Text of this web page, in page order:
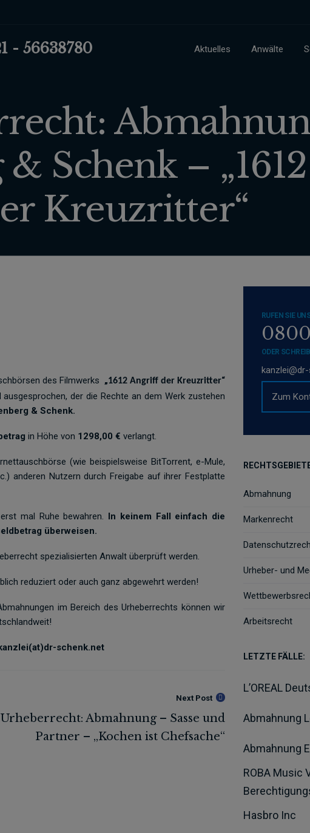
- 56638780 Aktuelles Anwälte
Schenk –
Kreuzritter“
des Filmwerks „1612 Angriff der Kreuzritter“
ausgesprochen, der die Rechte an dem Werk zustehen
& Schenk.
in Höhe von 1298,00 € verlangt.
(wie beispielsweise BitTorrent, e-Mule,
anderen Nutzern durch Freigabe auf ihrer Festplatte
mal Ruhe bewahren. In keinem Fall einfach die
überweisen.
spezialisierten Anwalt überprüft werden.
reduziert oder auch ganz abgewehrt werden!
im Bereich des Urheberrechts können wir
schenk.net
Next Post
RUFEN SIE
ODER
Zum
Abmahnung
Markenrecht
Urheber- und
Arbeitsrecht
LETZTE FÄLLE:
L’OREAL
Abmahnung
Abmahnung
ROBA Music
Hasbro Inc